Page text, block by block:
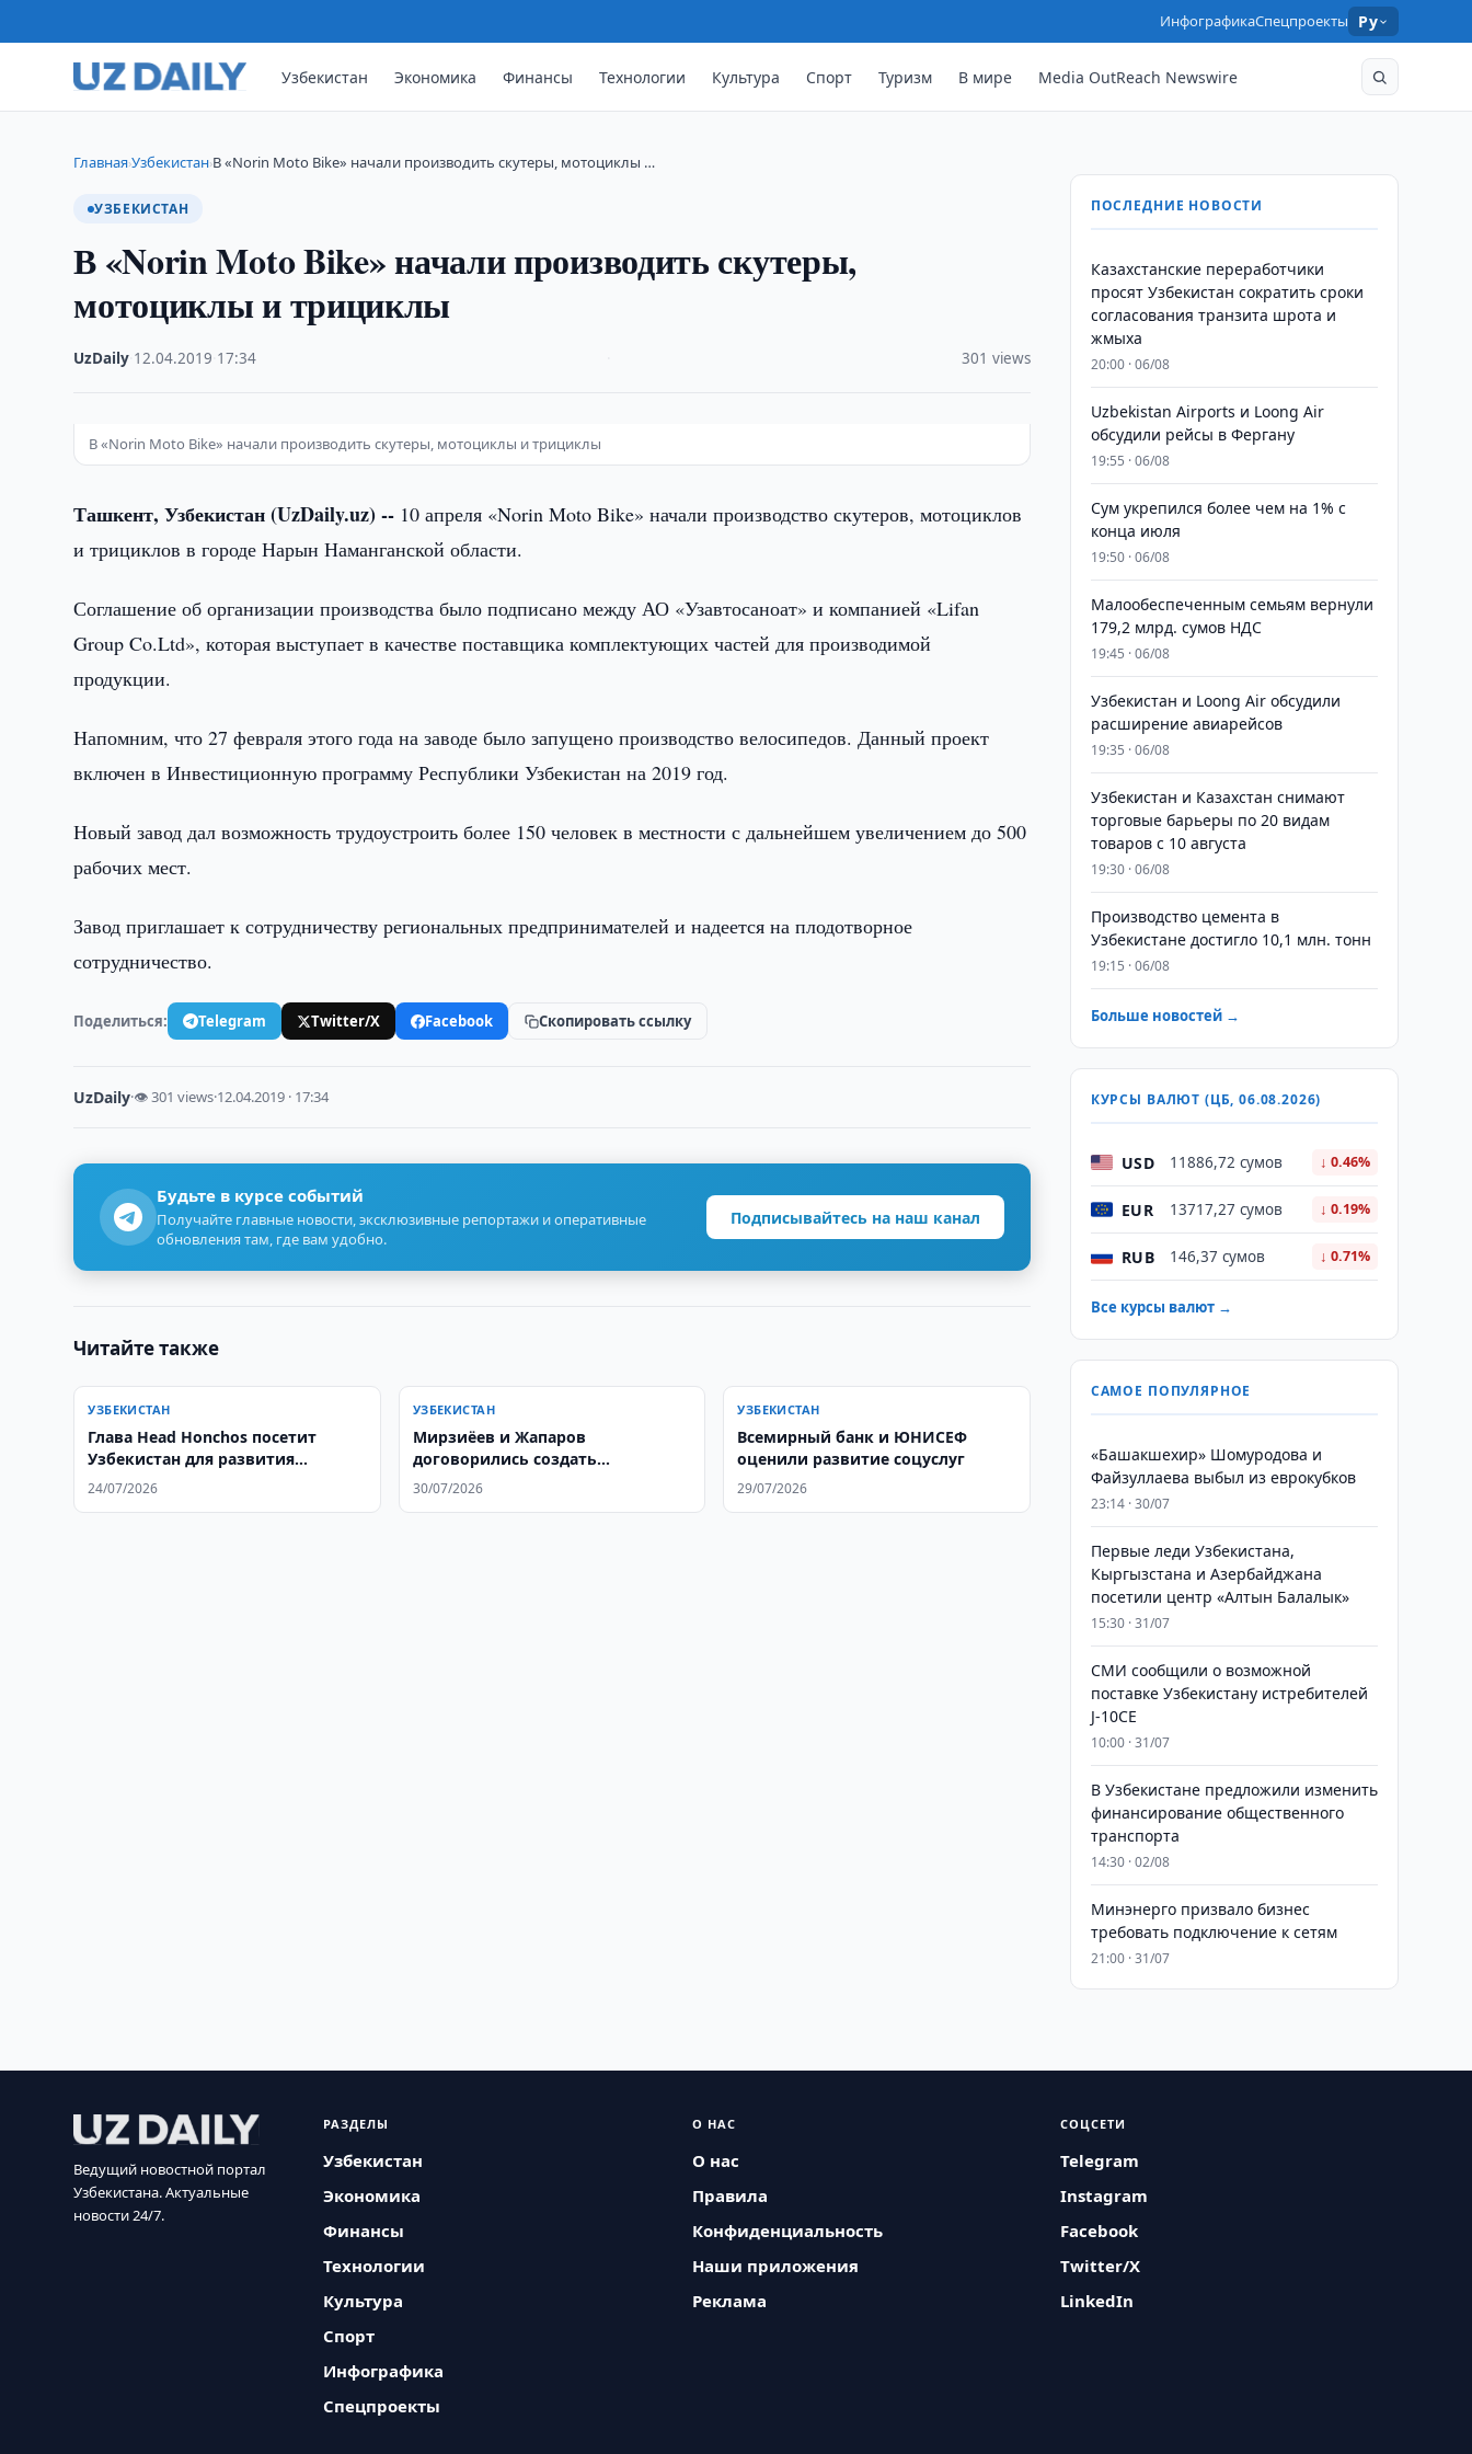
ИнфографикаСпецпроекты Ру
Узбекистан Экономика Финансы Технологии Культура Спорт Туризм В мире Media OutReach Newswire
Главная›Узбекистан›В «Norin Moto Bike» начали производить скутеры, мотоциклы …
УЗБЕКИСТАН
В «Norin Moto Bike» начали производить скутеры,
мотоциклы и трициклы
UzDaily 12.04.2019 17:34 301 views
В «Norin Moto Bike» начали производить скутеры, мотоциклы и трициклы
Ташкент, Узбекистан (UzDaily.uz) -- 10 апреля «Norin Moto Bike» начали производство скутеров, мотоциклов
и трициклов в городе Нарын Наманганской области.
Соглашение об организации производства было подписано между АО «Узавтосаноат» и компанией «Lifan
Group Co.Ltd», которая выступает в качестве поставщика комплектующих частей для производимой
продукции.
Напомним, что 27 февраля этого года на заводе было запущено производство велосипедов. Данный проект
включен в Инвестиционную программу Республики Узбекистан на 2019 год.
Новый завод дал возможность трудоустроить более 150 человек в местности с дальнейшем увеличением до 500
рабочих мест.
Завод приглашает к сотрудничеству региональных предпринимателей и надеется на плодотворное
сотрудничество.
Поделиться: Telegram Twitter/X Facebook Скопировать ссылку
UzDaily·👁 301 views·12.04.2019 · 17:34
Будьте в курсе событий
Получайте главные новости, эксклюзивные репортажи и оперативные
обновления там, где вам удобно.
Подписывайтесь на наш канал
Читайте также
УЗБЕКИСТАН
Глава Head Honchos посетит
Узбекистан для развития
программы H-2A
24/07/2026
УЗБЕКИСТАН
Мирзиёев и Жапаров
договорились создать
Межгосударственный совет
30/07/2026
УЗБЕКИСТАН
Всемирный банк и ЮНИСЕФ
оценили развитие соцуслуг
29/07/2026
ПОСЛЕДНИЕ НОВОСТИ
Казахстанские переработчики
просят Узбекистан сократить сроки
согласования транзита шрота и
жмыха
20:00 · 06/08
Uzbekistan Airports и Loong Air
обсудили рейсы в Фергану
19:55 · 06/08
Сум укрепился более чем на 1% с
конца июля
19:50 · 06/08
Малообеспеченным семьям вернули
179,2 млрд. сумов НДС
19:45 · 06/08
Узбекистан и Loong Air обсудили
расширение авиарейсов
19:35 · 06/08
Узбекистан и Казахстан снимают
торговые барьеры по 20 видам
товаров с 10 августа
19:30 · 06/08
Производство цемента в
Узбекистане достигло 10,1 млн. тонн
19:15 · 06/08
Больше новостей →
КУРСЫ ВАЛЮТ (ЦБ, 06.08.2026)
USD 11886,72 сумов ↓ 0.46%
EUR 13717,27 сумов ↓ 0.19%
RUB 146,37 сумов ↓ 0.71%
Все курсы валют →
САМОЕ ПОПУЛЯРНОЕ
«Башакшехир» Шомуродова и
Файзуллаева выбыл из еврокубков
23:14 · 30/07
Первые леди Узбекистана,
Кыргызстана и Азербайджана
посетили центр «Алтын Балалык»
15:30 · 31/07
СМИ сообщили о возможной
поставке Узбекистану истребителей
J-10CE
10:00 · 31/07
В Узбекистане предложили изменить
финансирование общественного
транспорта
14:30 · 02/08
Минэнерго призвало бизнес
требовать подключение к сетям
21:00 · 31/07
Ведущий новостной портал
Узбекистана. Актуальные
новости 24/7.
РАЗДЕЛЫ
Узбекистан
Экономика
Финансы
Технологии
Культура
Спорт
Инфографика
Спецпроекты
О НАС
О нас
Правила
Конфиденциальность
Наши приложения
Реклама
СОЦСЕТИ
Telegram
Instagram
Facebook
Twitter/X
LinkedIn